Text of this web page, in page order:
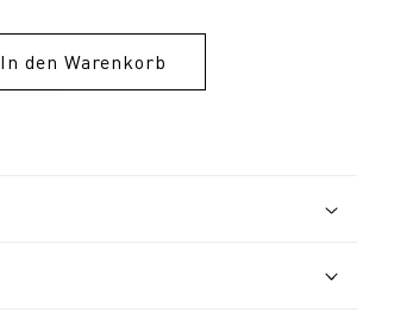
In den Warenkorb